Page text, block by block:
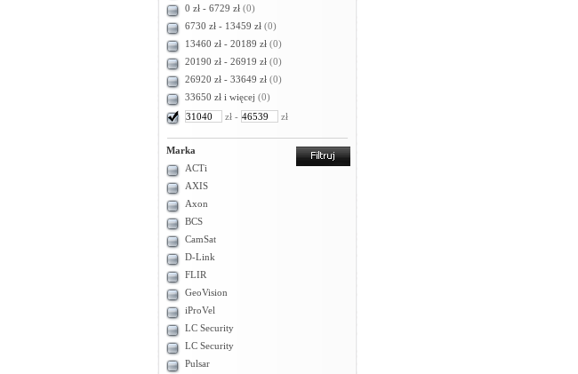
0 zł - 6729 zł (0)
6730 zł - 13459 zł (0)
13460 zł - 20189 zł (0)
20190 zł - 26919 zł (0)
26920 zł - 33649 zł (0)
33650 zł i więcej (0)
zł -
zł
Marka
ACTi
AXIS
Axon
BCS
CamSat
D-Link
FLIR
GeoVision
iProVel
LC Security
LC Security
Pulsar